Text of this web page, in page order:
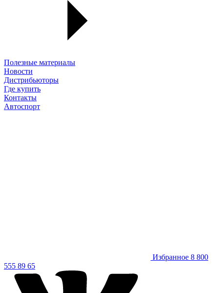
Полезные материалы
Новости
Дистрибьюторы
Где купить
Контакты
Автоспорт
Избранное 8 800
555 89 65